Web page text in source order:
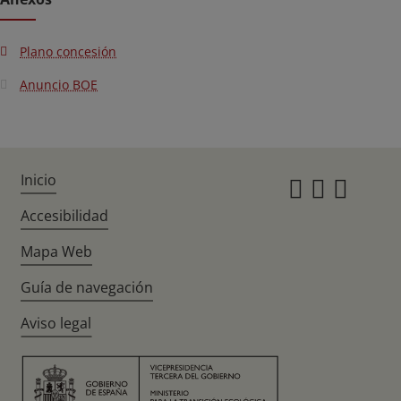
Plano concesión
Anuncio BOE
Inicio
Accesibilidad
Mapa Web
Guía de navegación
Aviso legal